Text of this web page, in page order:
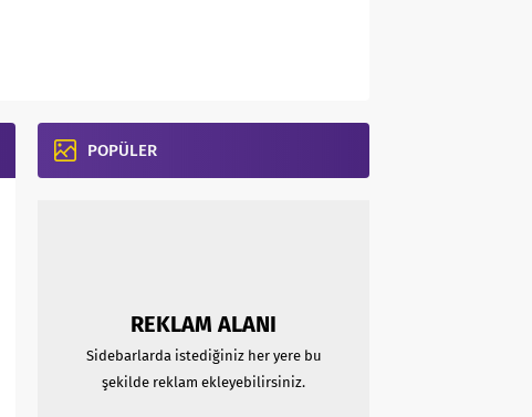
POPÜLER
REKLAM ALANI
Sidebarlarda istediğiniz her yere bu
şekilde reklam ekleyebilirsiniz.